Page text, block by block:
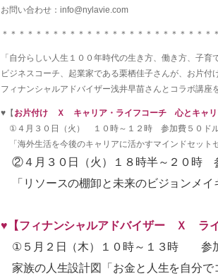
お問い合わせ：info@nylavie.com
＊＊＊＊＊＊＊＊＊＊＊＊＊＊＊＊＊＊＊＊＊＊＊＊＊
「自分らしい人生１００年時代の生き方、働き方、子育て
ビジネスコーチ、起業家である栗栖佳子さんが、お片付
フィナンシャルアドバイザー浅井早苗さんとコラボ講座
♥【 お片付け Ｘ キャリア・ライフコーチ 心とキャリ
①４月３０日（火） １０時～１２時 参加費５０
「海外生活を今後のキャリアに活かすマインドセット
②４月３０日（火）１８時半～２０
「リソースの棚卸と未来のビジョンメイ
♥【フィナンシャルアドバイザー Ｘ ラ
①５月２日（木）１０時～１３時
家族の人生設計図「お金と人生を自分で